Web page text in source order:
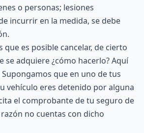
o personas; lesiones
incurrir en la medida, se debe
que es posible cancelar, de cierto
se adquiere ¿cómo hacerlo? Aquí
que en uno de tus
vehículo eres detenido por alguna
el comprobante de tu seguro de
no cuentas con dicho